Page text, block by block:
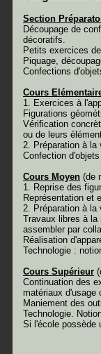
Section
Découpage de
décoratifs.
Petits exercices
Piquage,
Confections
Cours
1. Exercices à
Figurations
Vérification
ou de leurs
2. Préparation à
Confection
Cours Moyen (de
1. Reprise des
Représentation et
2. Préparation à la
Travaux libres à la
assembler par
Réalisation
Technologie :
Cours Supérieur
Continuation des
matériaux d'usage
Maniement des
Technologie.
Si l'école possède